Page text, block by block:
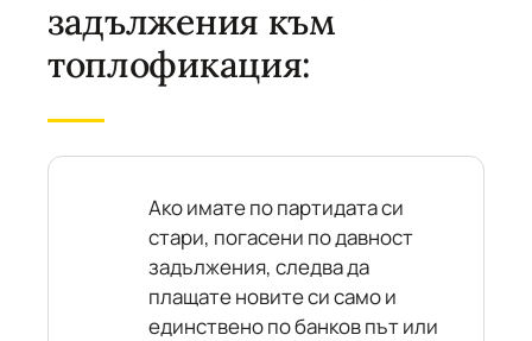
задължения към
топлофикация:
Ако имате по партидата си
стари, погасени по давност
задължения, следва да
плащате новите си само и
единствено по банков път или